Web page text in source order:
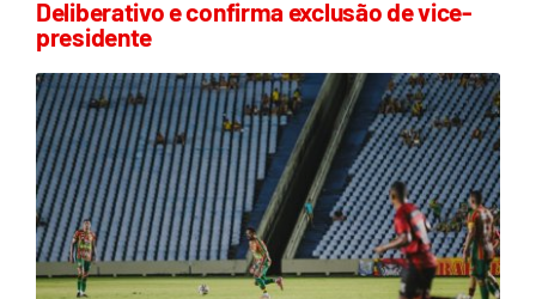
Deliberativo e confirma exclusão de vice-
presidente